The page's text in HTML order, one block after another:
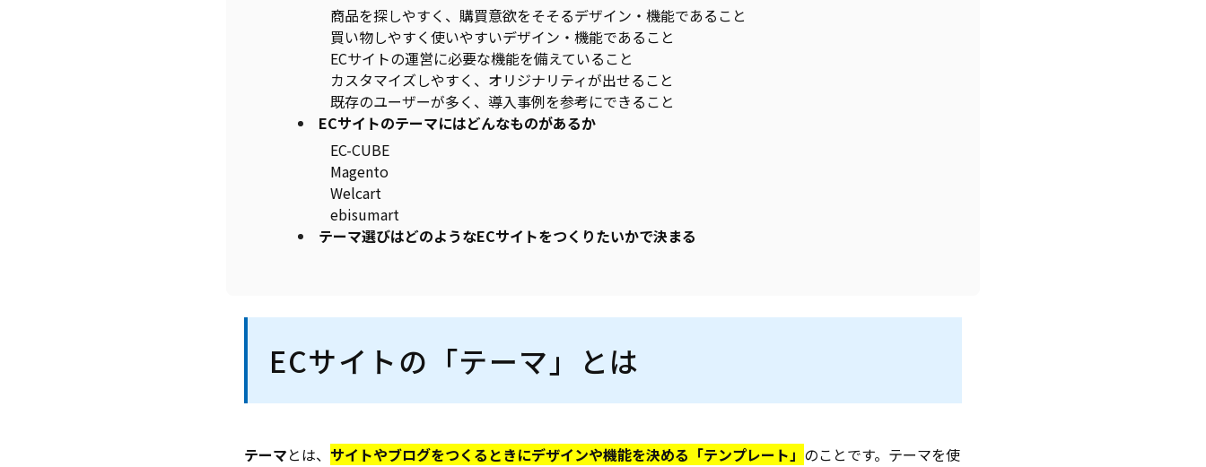
商品を探しやすく、購買意欲をそそるデザイン・機能であること
買い物しやすく使いやすいデザイン・機能であること
ECサイトの運営に必要な機能を備えていること
カスタマイズしやすく、オリジナリティが出せること
既存のユーザーが多く、導入事例を参考にできること
ECサイトのテーマにはどんなものがあるか
EC-CUBE
Magento
Welcart
ebisumart
テーマ選びはどのようなECサイトをつくりたいかで決まる
ECサイトの「テーマ」とは
テーマとは、 サイトやブログをつくるときにデザインや機能を決める「テンプレート」 のことです。テーマを使